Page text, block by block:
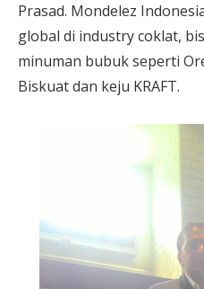
Prasad. Mondelez
global di industry coklat,
minuman bubuk seperti
Biskuat dan keju KRAFT.